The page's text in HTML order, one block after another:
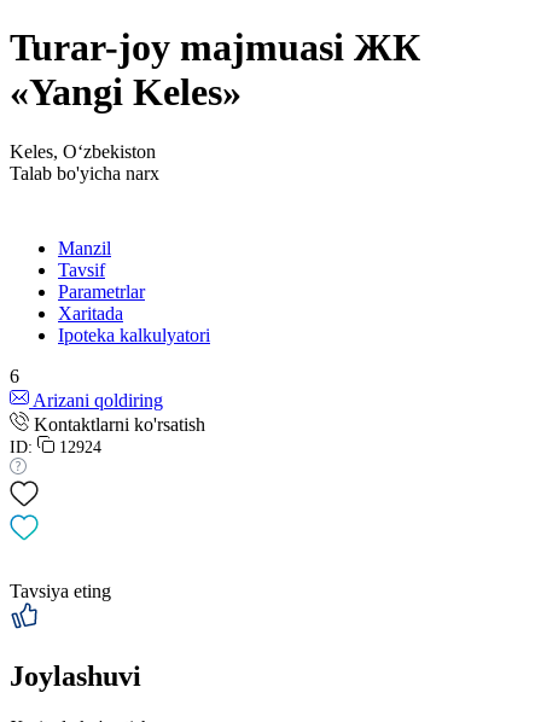
Turar-joy majmuasi ЖК
«Yangi Keles»
Keles, Oʻzbekiston
Talab bo'yicha narx
Manzil
Tavsif
Parametrlar
Xaritada
Ipoteka kalkulyatori
6
Arizani qoldiring
Kontaktlarni ko'rsatish
ID: 12924
Tavsiya eting
Joylashuvi